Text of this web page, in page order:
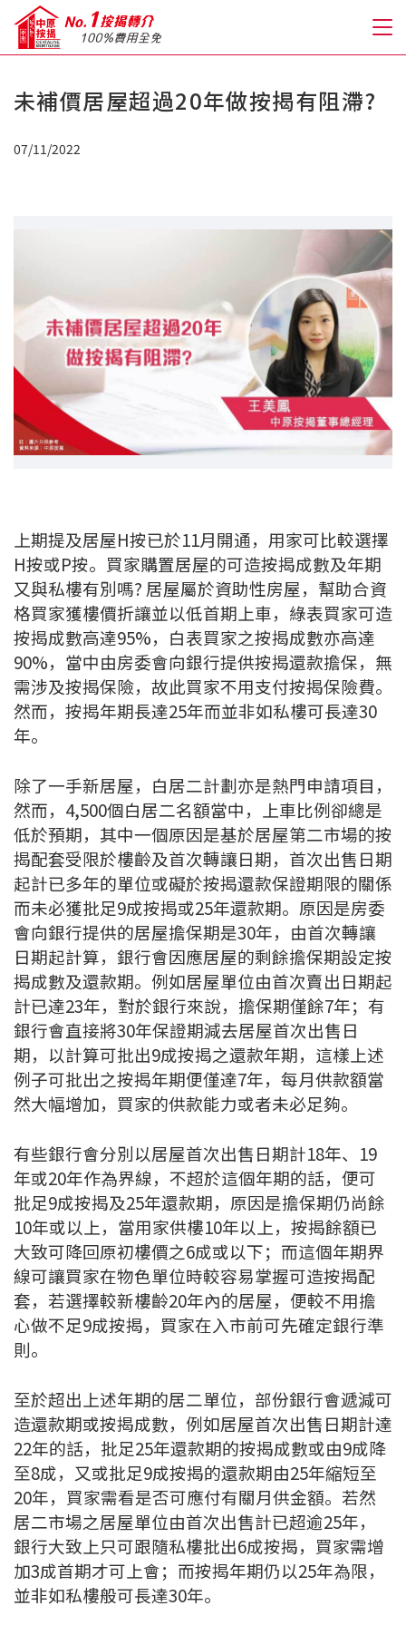
關於我們
免費開戶轉介服務
私人貸款
優惠禮遇
新盤優越按揭優惠
按揭工具
按揭計算
轉按計算
置業預算
供款年期計算
工商舖按揭計算
印花稅計算
免費物業估價
下載中心
按揭全面睇
新聞/研究
公司動態
按市新聞
統計數據庫
按揭快趣智識
按揭智庫
樓按專欄
按揭百科
裝修·保險優惠
免費裝修轉介服務
裝修設計專欄
火險、家居、寵物保險
保險資訊專欄
未補價居屋超過20年做按揭有阻滯?
07/11/2022
上期提及居屋H按已於11月開通，用家可比較選擇
H按或P按。買家購置居屋的可造按揭成數及年期
又與私樓有別嗎? 居屋屬於資助性房屋，幫助合資
格買家獲樓價折讓並以低首期上車，綠表買家可造
按揭成數高達95%，白表買家之按揭成數亦高達
90%，當中由房委會向銀行提供按揭還款擔保，無
需涉及按揭保險，故此買家不用支付按揭保險費。
然而，按揭年期長達25年而並非如私樓可長達30
年。
除了一手新居屋，白居二計劃亦是熱門申請項目，
然而，4,500個白居二名額當中，上車比例卻總是
低於預期，其中一個原因是基於居屋第二市場的按
揭配套受限於樓齡及首次轉讓日期，首次出售日期
起計已多年的單位或礙於按揭還款保證期限的關係
而未必獲批足9成按揭或25年還款期。原因是房委
會向銀行提供的居屋擔保期是30年，由首次轉讓
日期起計算，銀行會因應居屋的剩餘擔保期設定按
揭成數及還款期。例如居屋單位由首次賣出日期起
計已達23年，對於銀行來說，擔保期僅餘7年；有
銀行會直接將30年保證期減去居屋首次出售日
期，以計算可批出9成按揭之還款年期，這樣上述
例子可批出之按揭年期便僅達7年，每月供款額當
然大幅增加，買家的供款能力或者未必足夠。
有些銀行會分別以居屋首次出售日期計18年、19
年或20年作為界線，不超於這個年期的話，便可
批足9成按揭及25年還款期，原因是擔保期仍尚餘
10年或以上，當用家供樓10年以上，按揭餘額已
大致可降回原初樓價之6成或以下；而這個年期界
線可讓買家在物色單位時較容易掌握可造按揭配
套，若選擇較新樓齡20年內的居屋，便較不用擔
心做不足9成按揭，買家在入市前可先確定銀行準
則。
至於超出上述年期的居二單位，部份銀行會遞減可
造還款期或按揭成數，例如居屋首次出售日期計達
22年的話，批足25年還款期的按揭成數或由9成降
至8成，又或批足9成按揭的還款期由25年縮短至
20年，買家需看是否可應付有關月供金額。若然
居二市場之居屋單位由首次出售計已超逾25年，
銀行大致上只可跟隨私樓批出6成按揭，買家需增
加3成首期才可上會；而按揭年期仍以25年為限，
並非如私樓般可長達30年。